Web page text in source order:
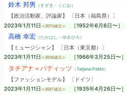
鈴木 邦男 （すずき・くにお）
【政治活動家、評論家】 〔日本（福島県）〕
2023年1月11日 ≪満70歳没≫ ［1952年6月6日〜］
高橋 幸宏（たかはし・ゆきひろ）
【ミュージシャン】 〔日本（東京都）〕
2023年1月11日 ≪満56歳没≫ ［1966年3月25日〜］
タチアナ＝パティッツ （Tatjana Patitz）
【ファッションモデル】 〔ドイツ〕
2023年1月11日 ≪満87歳没≫ ［1935年4月26日〜］